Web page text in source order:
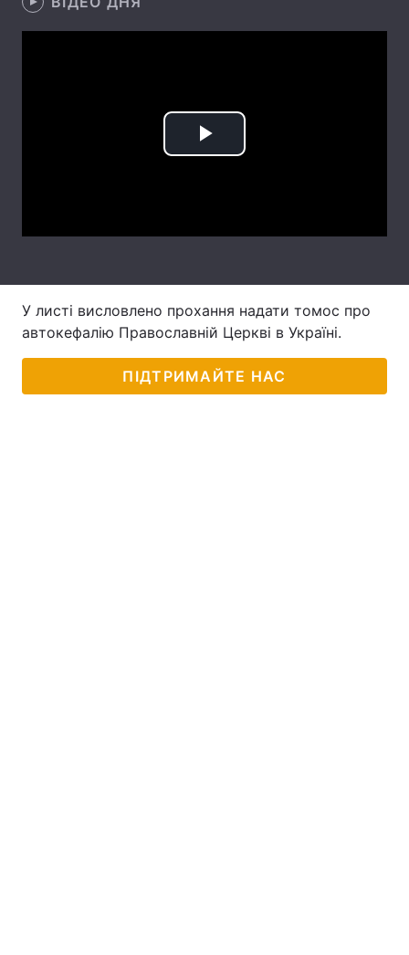
Туризм
Погода
Лонгріди
Інтерв'ю Думки
Вакансії
Play
У листі висловлено прохання надати томос про
автокефалію Православній Церкві в Україні.
ПІДТРИМАЙТЕ НАС